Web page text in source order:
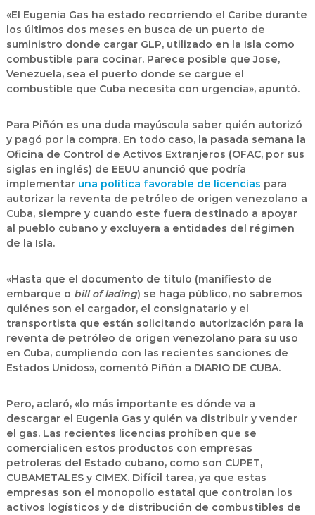
«El Eugenia Gas ha estado recorriendo el Caribe durante
los últimos dos meses en busca de un puerto de
suministro donde cargar GLP, utilizado en la Isla como
combustible para cocinar. Parece posible que Jose,
Venezuela, sea el puerto donde se cargue el
combustible que Cuba necesita con urgencia», apuntó.
Para Piñón es una duda mayúscula saber quién autorizó
y pagó por la compra. En todo caso, la pasada semana la
Oficina de Control de Activos Extranjeros (OFAC, por sus
siglas en inglés) de EEUU anunció que podría
implementar una política favorable de licencias para
autorizar la reventa de petróleo de origen venezolano a
Cuba, siempre y cuando este fuera destinado a apoyar
al pueblo cubano y excluyera a entidades del régimen
de la Isla.
«Hasta que el documento de título (manifiesto de
embarque o bill of lading) se haga público, no sabremos
quiénes son el cargador, el consignatario y el
transportista que están solicitando autorización para la
reventa de petróleo de origen venezolano para su uso
en Cuba, cumpliendo con las recientes sanciones de
Estados Unidos», comentó Piñón a DIARIO DE CUBA.
Pero, aclaró, «lo más importante es dónde va a
descargar el Eugenia Gas y quién va distribuir y vender
el gas. Las recientes licencias prohíben que se
comercialicen estos productos con empresas
petroleras del Estado cubano, como son CUPET,
CUBAMETALES y CIMEX. Difícil tarea, ya que estas
empresas son el monopolio estatal que controlan los
activos logísticos y de distribución de combustibles de